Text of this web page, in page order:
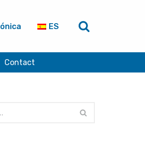
ES
Contact